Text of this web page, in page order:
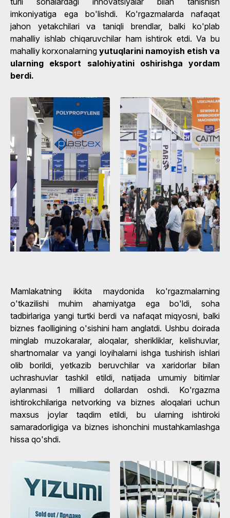
imkoniyatiga ega bo'lishdi. Ko'rgazmalarda nafaqat
jahon yetakchilari va taniqli brendlar, balki ko'plab
mahalliy ishlab chiqaruvchilar ham ishtirok etdi. Va bu
mahalliy korxonalarning yutuqlarini namoyish etish va
ularning eksport salohiyatini oshirishga yordam
berdi.
Mamlakatning ikkita maydonida ko'rgazmalarning
o'tkazilishi muhim ahamiyatga ega bo'ldi, soha
tadbirlariga yangi turtki berdi va nafaqat miqyosni, balki
biznes faolligining o'sishini ham anglatdi. Ushbu doirada
minglab muzokaralar, aloqalar, sherikliklar, kelishuvlar,
shartnomalar va yangi loyihalarni ishga tushirish ishlari
olib borildi, yetkazib beruvchilar va xaridorlar bilan
uchrashuvlar tashkil etildi, natijada umumiy bitimlar
aylanmasi 1 milliard dollardan oshdi. Ko'rgazma
ishtirokchilariga netvorking va biznes aloqalari uchun
maxsus joylar taqdim etildi, bu ularning ishtiroki
samaradorligiga va biznes ishonchini mustahkamlashga
hissa qo'shdi.